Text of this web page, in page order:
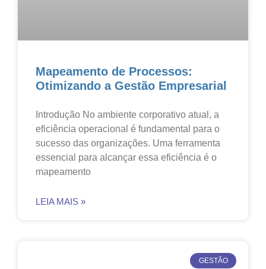
Mapeamento de Processos:
Otimizando a Gestão Empresarial
Introdução No ambiente corporativo atual, a
eficiência operacional é fundamental para o
sucesso das organizações. Uma ferramenta
essencial para alcançar essa eficiência é o
mapeamento
LEIA MAIS »
GESTÃO